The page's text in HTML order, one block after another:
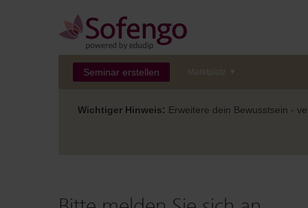
Seminar erstellen Marktplatz
Wichtiger Hinweis: Erweitere dein Bewusstsein -